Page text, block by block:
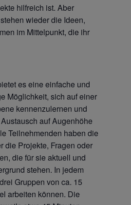
hilfreich ist. Aber
wieder die Ideen,
im Mittelpunkt, die ihr
es eine einfache und
Möglichkeit, sich auf einer
kennenzulernen und
auf Augenhöhe
Teilnehmenden haben die
die Projekte, Fragen oder
die für sie aktuell und
stehen. In jedem
Gruppen von ca. 15
arbeiten können. Die